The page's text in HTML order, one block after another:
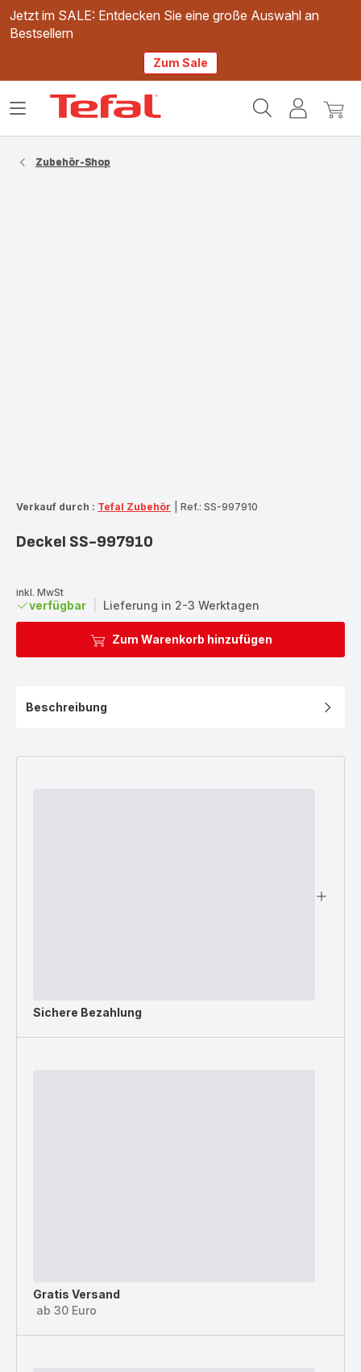
Jetzt im SALE: Entdecken Sie eine große Auswahl an
Bestsellern
Zum Sale
Mein
Mein
Das
Zubehör-Shop
Verkauf durch : Tefal Zubehör Ref.: SS-997910
Deckel SS-997910
inkl. MwSt
verfügbar Lieferung in 2-3 Werktagen
Zum Warenkorb hinzufügen
Beschreibung
Sichere Bezahlung
Gratis Versand
ab 30 Euro